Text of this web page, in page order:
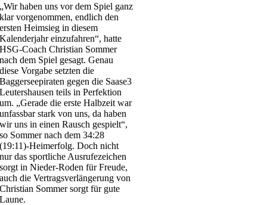
„Wir haben uns vor dem Spiel ganz
klar vorgenommen, endlich den
ersten Heimsieg in diesem
Kalenderjahr einzufahren“, hatte
HSG-Coach Christian Sommer
nach dem Spiel gesagt. Genau
diese Vorgabe setzten die
Baggerseepiraten gegen die Saase3
Leutershausen teils in Perfektion
um. „Gerade die erste Halbzeit war
unfassbar stark von uns, da haben
wir uns in einen Rausch gespielt“,
so Sommer nach dem 34:28
(19:11)-Heimerfolg. Doch nicht
nur das sportliche Ausrufezeichen
sorgt in Nieder-Roden für Freude,
auch die Vertragsverlängerung von
Christian Sommer sorgt für gute
Laune.